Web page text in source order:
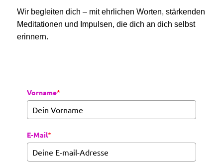
Wir begleiten dich – mit ehrlichen Worten, stärkenden
Meditationen und Impulsen, die dich an dich selbst
erinnern.
Vorname*
E-Mail*